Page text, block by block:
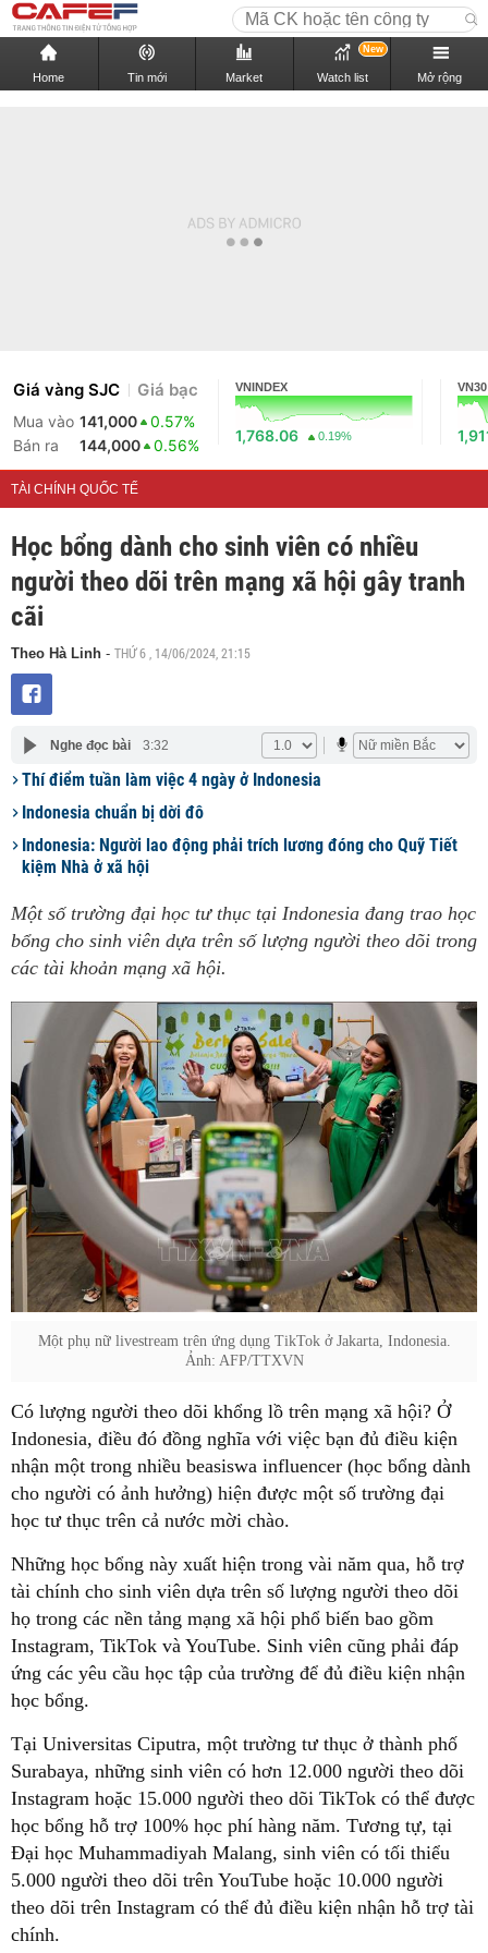
Home Tin mới Market Watch list
New
Mở rộng
Giá vàng SJC Giá bạc
Mua vào 141,000
0.57%
Bán ra
144,000 0.56%
VNINDEX
1,768.06 0.19%
VN30
TÀI CHÍNH QUỐC TẾ
Học bổng dành cho sinh viên có nhiều
người theo dõi trên mạng xã hội gây tranh
cãi
Theo Hà Linh - THỨ 6 , 14/06/2024, 21:15
Nghe đọc bài 3:32
Thí điểm tuần làm việc 4 ngày ở Indonesia
Indonesia chuẩn bị dời đô
Indonesia: Người lao động phải trích lương đóng cho Quỹ Tiết
kiệm Nhà ở xã hội
Một số trường đại học tư thục tại Indonesia đang trao học
bổng cho sinh viên dựa trên số lượng người theo dõi trong
các tài khoản mạng xã hội.
Một phụ nữ livestream trên ứng dụng TikTok ở Jakarta, Indonesia.
Ảnh: AFP/TTXVN
Có lượng người theo dõi khổng lồ trên mạng xã hội? Ở
Indonesia, điều đó đồng nghĩa với việc bạn đủ điều kiện
nhận một trong nhiều beasiswa influencer (học bổng dành
cho người có ảnh hưởng) hiện được một số trường đại
học tư thục trên cả nước mời chào.
Những học bổng này xuất hiện trong vài năm qua, hỗ trợ
tài chính cho sinh viên dựa trên số lượng người theo dõi
họ trong các nền tảng mạng xã hội phổ biến bao gồm
Instagram, TikTok và YouTube. Sinh viên cũng phải đáp
ứng các yêu cầu học tập của trường để đủ điều kiện nhận
học bổng.
Tại Universitas Ciputra, một trường tư thục ở thành phố
Surabaya, những sinh viên có hơn 12.000 người theo dõi
Instagram hoặc 15.000 người theo dõi TikTok có thể được
học bổng hỗ trợ 100% học phí hàng năm. Tương tự, tại
Đại học Muhammadiyah Malang, sinh viên có tối thiểu
5.000 người theo dõi trên YouTube hoặc 10.000 người
theo dõi trên Instagram có thể đủ điều kiện nhận hỗ trợ tài
chính.